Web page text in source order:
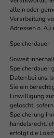
allein oder
Verarbeitung
Adressen o. Ä.)
Speicherdauer
Soweit
Speicherdauer
Daten bei uns,
Sie ein
Einwilligung
gelöscht,
Speicherung
erfolgt die